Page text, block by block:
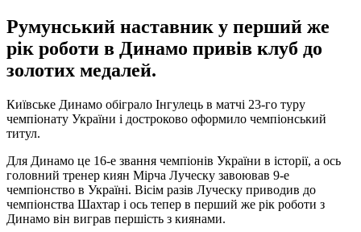
Румунський наставник у перший же
рік роботи в Динамо привів клуб до
золотих медалей.
Київське Динамо обіграло Інгулець в матчі 23-го туру
чемпіонату України і достроково оформило чемпіонський
титул.
Для Динамо це 16-е звання чемпіонів України в історії, а ось
головний тренер киян Мірча Луческу завоював 9-е
чемпіонство в Україні. Вісім разів Луческу приводив до
чемпіонства Шахтар і ось тепер в перший же рік роботи з
Динамо він виграв першість з киянами.